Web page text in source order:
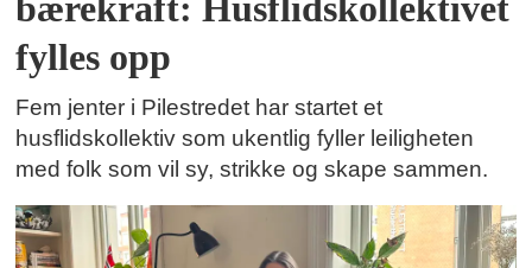
bærekraft: Husflidskollektivet
fylles opp
Fem jenter i Pilestredet har startet et
husflidskollektiv som ukentlig fyller leiligheten
med folk som vil sy, strikke og skape sammen.